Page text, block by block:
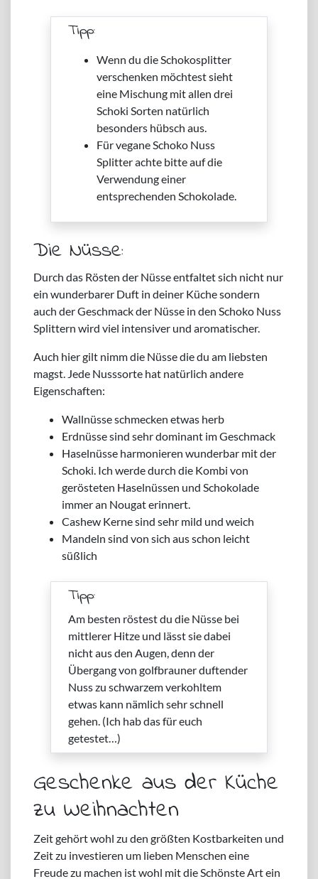
Tipp:
Wenn du die Schokosplitter
verschenken möchtest sieht
eine Mischung mit allen drei
Schoki Sorten natürlich
besonders hübsch aus.
Für vegane Schoko Nuss
Splitter achte bitte auf die
Verwendung einer
entsprechenden Schokolade.
Die Nüsse:
Durch das Rösten der Nüsse entfaltet sich nicht nur
ein wunderbarer Duft in deiner Küche sondern
auch der Geschmack der Nüsse in den Schoko Nuss
Splittern wird viel intensiver und aromatischer.
Auch hier gilt nimm die Nüsse die du am liebsten
magst. Jede Nusssorte hat natürlich andere
Eigenschaften:
Wallnüsse schmecken etwas herb
Erdnüsse sind sehr dominant im Geschmack
Haselnüsse harmonieren wunderbar mit der
Schoki. Ich werde durch die Kombi von
gerösteten Haselnüssen und Schokolade
immer an Nougat erinnert.
Cashew Kerne sind sehr mild und weich
Mandeln sind von sich aus schon leicht
süßlich
Tipp:
Am besten röstest du die Nüsse bei
mittlerer Hitze und lässt sie dabei
nicht aus den Augen, denn der
Übergang von golfbrauner duftender
Nuss zu schwarzem verkohltem
etwas kann nämlich sehr schnell
gehen. (Ich hab das für euch
getestet…)
Geschenke aus der Küche
zu Weihnachten
Zeit gehört wohl zu den größten Kostbarkeiten und
Zeit zu investieren um lieben Menschen eine
Freude zu machen ist wohl mit die Schönste Art ein